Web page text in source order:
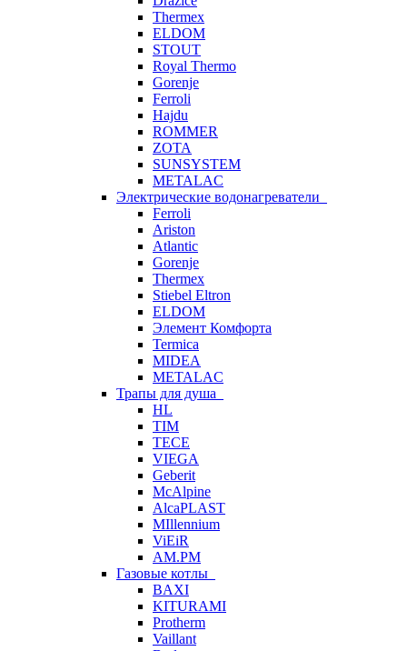
Thermex
ELDOM
STOUT
Royal Thermo
Gorenje
Ferroli
Hajdu
ROMMER
ZOTA
SUNSYSTEM
METALAC
Электрические водонагреватели
Ferroli
Ariston
Atlantic
Gorenje
Thermex
Stiebel Eltron
ELDOM
Элемент Комфорта
Termica
MIDEA
METALAC
Трапы для душа
HL
TIM
TECE
VIEGA
Geberit
McAlpine
AlcaPLAST
MIllennium
ViEiR
AM.PM
Газовые котлы
BAXI
KITURAMI
Protherm
Vaillant